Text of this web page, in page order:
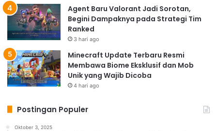
Agent Baru Valorant Jadi Sorotan,
Begini Dampaknya pada Strategi Tim
Ranked
3 hari ago
Minecraft Update Terbaru Resmi
Membawa Biome Eksklusif dan Mob
Unik yang Wajib Dicoba
4 hari ago
Postingan Populer
Oktober 3, 2025